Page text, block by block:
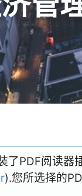
了PDF阅读器
).您所选择的